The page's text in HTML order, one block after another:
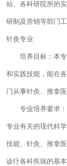
站、各科研院所的
研制及营销等部门工
针灸专业
培养目标：本
和实践技能，能在
门从事针灸、推拿
专业培养要求
专业有关的现代科
技能、针灸、推拿
诊疗各科疾病的基本